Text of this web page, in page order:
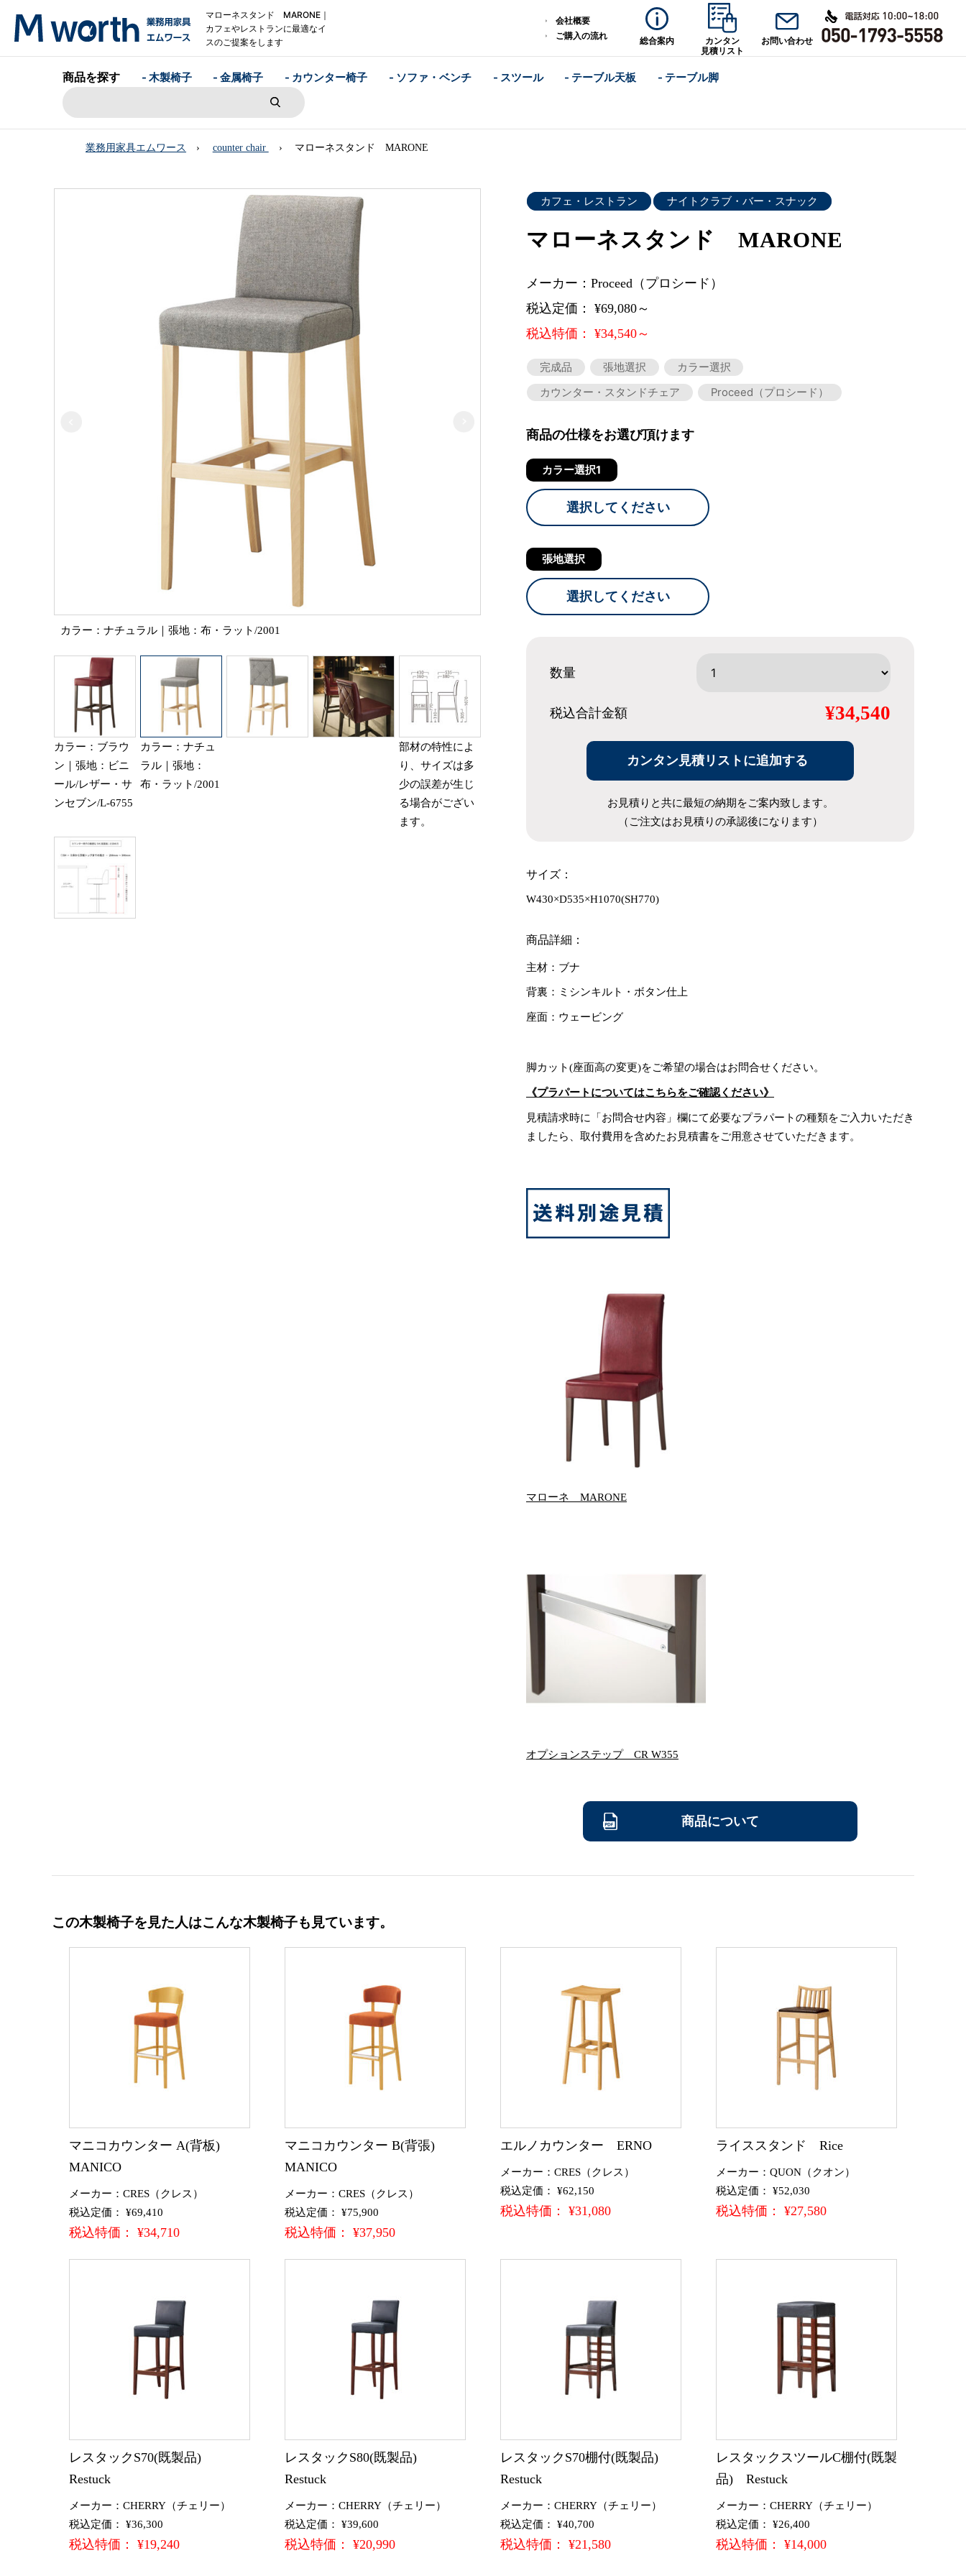
マローネスタンド MARONE｜
カフェやレストランに最適なイ
スのご提案をします
会社概要
ご購入の流れ
総合案内
カンタン
見積リスト
お問い合わせ
商品を探す - 木製椅子 - 金属椅子 - カウンター椅子 - ソファ・ベンチ - スツール - テーブル天板 - テーブル脚
業務用家具エムワース counter chair マローネスタンド MARONE
カラー：ナチュラル｜張地：布・ラット/2001
カラー：ブラウ
ン｜張地：ビニ
ール/レザー・サ
ンセブン/L-6755
カラー：ナチュ
ラル｜張地：
布・ラット/2001
部材の特性によ
り、サイズは多
少の誤差が生じ
る場合がござい
ます。
カフェ・レストラン ナイトクラブ・バー・スナック
マローネスタンド MARONE
メーカー：Proceed（プロシード）
税込定価： ¥69,080～
税込特価： ¥34,540～
完成品 張地選択
カラー選択
カウンター・スタンドチェア
Proceed（プロシード）
商品の仕様をお選び頂けます
カラー選択1
選択してください
張地選択
選択してください
数量
税込合計金額 ¥34,540
カンタン見積リストに追加する
お見積りと共に最短の納期をご案内致します。
（ご注文はお見積りの承認後になります）
サイズ：
W430×D535×H1070(SH770)
商品詳細：
主材：ブナ
背裏：ミシンキルト・ボタン仕上
座面：ウェービング
脚カット(座面高の変更)をご希望の場合はお問合せください。
《プラパートについてはこちらをご確認ください》
見積請求時に「お問合せ内容」欄にて必要なプラパートの種類をご入力いただき
ましたら、取付費用を含めたお見積書をご用意させていただきます。
マローネ MARONE
オプションステップ CR W355
商品について
この木製椅子を見た人はこんな木製椅子も見ています。
マニコカウンター A(背板)
MANICO
メーカー：CRES（クレス）
税込定価： ¥69,410
税込特価： ¥34,710
マニコカウンター B(背張)
MANICO
メーカー：CRES（クレス）
税込定価： ¥75,900
税込特価： ¥37,950
エルノカウンター ERNO
メーカー：CRES（クレス）
税込定価： ¥62,150
税込特価： ¥31,080
ライススタンド Rice
メーカー：QUON（クオン）
税込定価： ¥52,030
税込特価： ¥27,580
レスタックS70(既製品)
Restuck
メーカー：CHERRY（チェリー）
税込定価： ¥36,300
税込特価： ¥19,240
レスタックS80(既製品)
Restuck
メーカー：CHERRY（チェリー）
税込定価： ¥39,600
税込特価： ¥20,990
レスタックS70棚付(既製品)
Restuck
メーカー：CHERRY（チェリー）
税込定価： ¥40,700
税込特価： ¥21,580
レスタックスツールC棚付(既製
品) Restuck
メーカー：CHERRY（チェリー）
税込定価： ¥26,400
税込特価： ¥14,000